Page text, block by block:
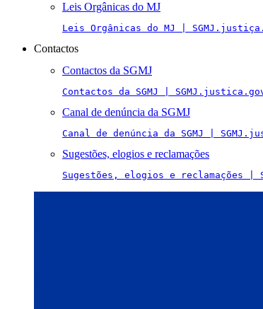
Leis Orgânicas do MJ
Leis Orgânicas do MJ |
Contactos
Contactos da SGMJ
Contactos da SGMJ |
Canal de denúncia da SGMJ
Canal de denúncia da SGMJ |
Sugestões, elogios e reclamações
Sugestões, elogios e reclamações |